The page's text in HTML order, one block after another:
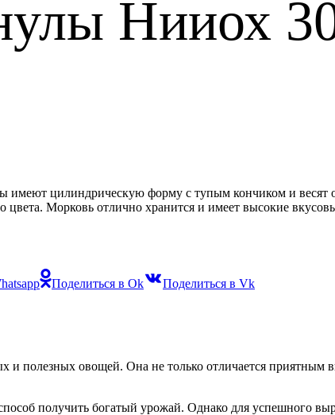
Нииох
имеют цилиндрическую форму с тупым кончиком и весят
Морковь отлично хранится и имеет высокие
Поделиться в Ok Поделиться в Vk
овощей. Она не только отличается приятным
получить богатый урожай. Однако для успешного